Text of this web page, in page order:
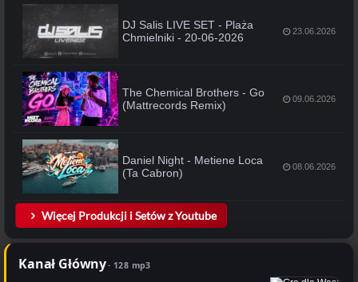
DJ Salis LIVE SET - Plaża
Chmielniki - 20-06-2026
23.06.2026
The Chemical Brothers - Go
(Mattrecords Remix)
09.06.2026
Daniel Night - Metiene Loca
(Ta Cabron)
08.06.2026
Więcej Produkcji i Setów z Youtube
Kanał Główny 128 mp3